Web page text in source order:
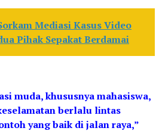
Mediasi Kasus Video
Pihak Sepakat Berdamai
muda, khususnya mahasiswa,
berlalu lintas
yang baik di jalan raya,”